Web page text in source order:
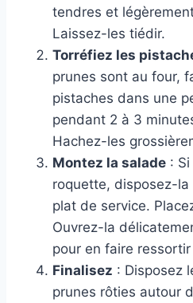
tendres et
Laissez-les tiédir.
Torréfiez les
prunes sont au four,
pistaches dans une
pendant 2 à 3
Hachez-les
Montez la salade :
roquette, disposez-la
plat de service.
Ouvrez-la
pour en faire
Finalisez : Disposez
prunes rôties autour